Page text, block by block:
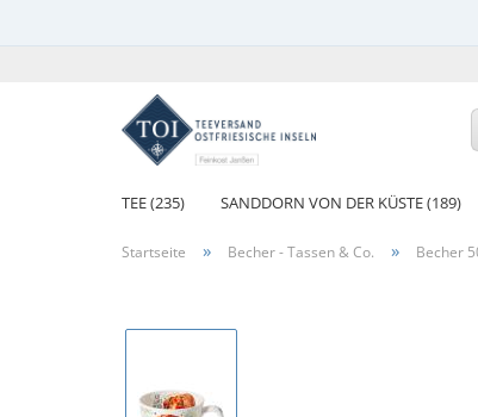
TEE (235) SANDDORN VON DER KÜSTE (189)
Startseite » Becher - Tassen & Co. » Becher